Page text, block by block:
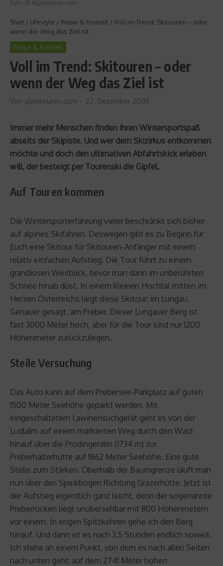
Foto: © Alpintouren.com
Start / Lifestyle / Reise & Freizeit / Voll im Trend: Skitouren – oder
wenn der Weg das Ziel ist
Reise & Freizeit
Voll im Trend: Skitouren – oder
wenn der Weg das Ziel ist
Von alpintouren.com 22. Dezember 2009
Immer mehr Menschen finden ihren Wintersportspaß
abseits der Skipiste. Und wer dem Skizirkus entkommen
möchte und doch den ultimativen Abfahrtskick erleben
will, der besteigt per Tourenski die Gipfel.
Auf Touren kommen
Die Wintersporterfahrung vieler beschränkt sich bisher
auf alpines Skifahren. Deswegen gibt es zu Beginn für
Euch eine Skitour für Skitouren-Anfänger mit einem
relativ einfachen Aufstieg. Die Tour führt zu einem
grandiosen Weitblick, bevor man dann im unberührten
Schnee hinab düst. In einem kleinen Hochtal mitten im
Herzen Österreichs liegt diese Skitour: im Lungau.
Genauer gesagt, am Preber. Dieser Lungauer Berg ist
fast 3000 Meter hoch, aber für die Tour sind nur 1200
Höhenmeter zurückzulegen.
Steile Versuchung
Das Auto kann auf dem Prebersee-Parkplatz auf guten
1500 Meter Seehöhe geparkt werden. Mit
eingeschaltetem Lawinensuchgerät geht es von der
Ludlalm auf einem markierten Weg durch den Wald
hinauf über die Prodingeralm (1734 m) zur
Preberhalterhütte auf 1862 Meter Seehöhe. Eine gute
Stelle zum Stärken. Oberhalb der Baumgrenze läuft man
nun über den Speikbogen Richtung Grazerhütte. Jetzt ist
der Aufstieg eigentlich ganz leicht, denn der sogenannte
Preberrücken liegt unübersehbar mit 800 Höhenmetern
vor einem. In engen Spitzkehren gehe ich den Berg
hinauf. Und dann ist es nach 3,5 Stunden endlich soweit.
Ich stehe an einem Punkt, von dem es nach allen Seiten
nach unten geht: auf dem 2741 Meter hohen